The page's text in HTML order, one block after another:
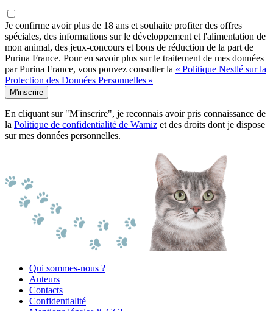
Je confirme avoir plus de 18 ans et souhaite profiter des offres
spéciales, des informations sur le développement et l'alimentation de
mon animal, des jeux-concours et bons de réduction de la part de
Purina France. Pour en savoir plus sur le traitement de mes données
par Purina France, vous pouvez consulter la « Politique Nestlé sur la
Protection des Données Personnelles »
M'inscrire
En cliquant sur "M'inscrire", je reconnais avoir pris connaissance de
la Politique de confidentialité de Wamiz et des droits dont je dispose
sur mes données personnelles.
Qui sommes-nous ?
Auteurs
Contacts
Confidentialité